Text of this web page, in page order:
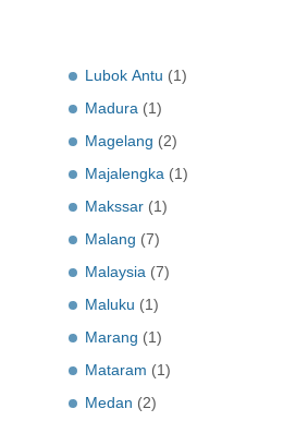
Lubok Antu (1)
Madura (1)
Magelang (2)
Majalengka (1)
Makssar (1)
Malang (7)
Malaysia (7)
Maluku (1)
Marang (1)
Mataram (1)
Medan (2)